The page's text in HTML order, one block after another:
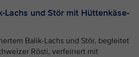
Lachs und Stör mit Hüttenkäse-
Balik-Lachs und Stör, begleitet
Rösti, verfeinert mit